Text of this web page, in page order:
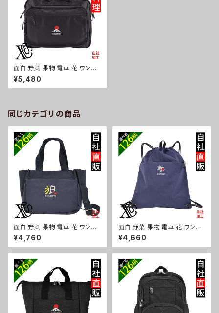
面白 野菜 果物 電車 花 ワンポ
イント 刺繍 グッズ ビジネ スバ
ッグ メンズ 2ルーム A4 オリジ
ナル ショルダーバッグ ブラック
¥5,480
同じカテゴリの商品
面白 野菜 果物 電車 花 ワンポ
イント 刺繍トート ショルダーバ
ッグ カジュアル 軽量 レディース
メンズ 雑貨 グッズ 自社ブランド
鳥獣戯画 富士山 パチンコ ori-
a-bg181-b09-s
¥4,760
面白 野菜 果物 電車 花 ワンポ
イント 刺繍撥水 ナイロン ナップ
サック メンズ 大容量 ジム サブ
バッグ レディース 雑貨 グッズ
ーメン 餃子 鳥獣戯画 富士山 パ
チンコ ori-a-bg180-b09-s
¥4,660